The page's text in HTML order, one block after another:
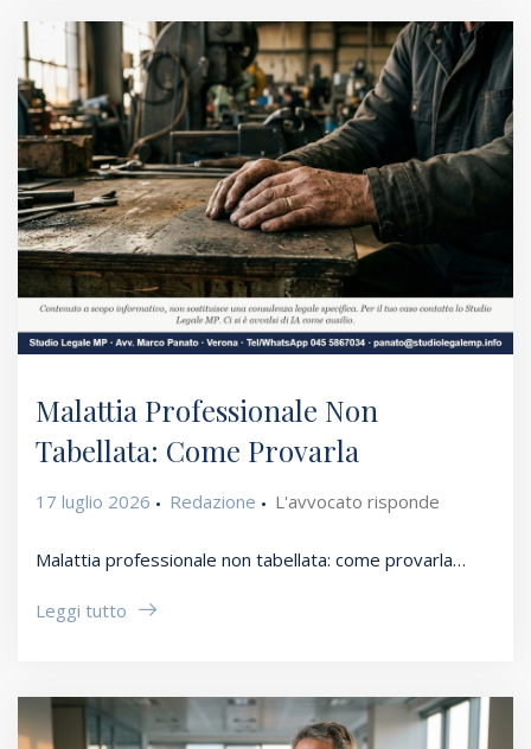
Malattia Professionale Non
Tabellata: Come Provarla
17 luglio 2026 Redazione L'avvocato risponde
Malattia professionale non tabellata: come provarla…
Leggi tutto